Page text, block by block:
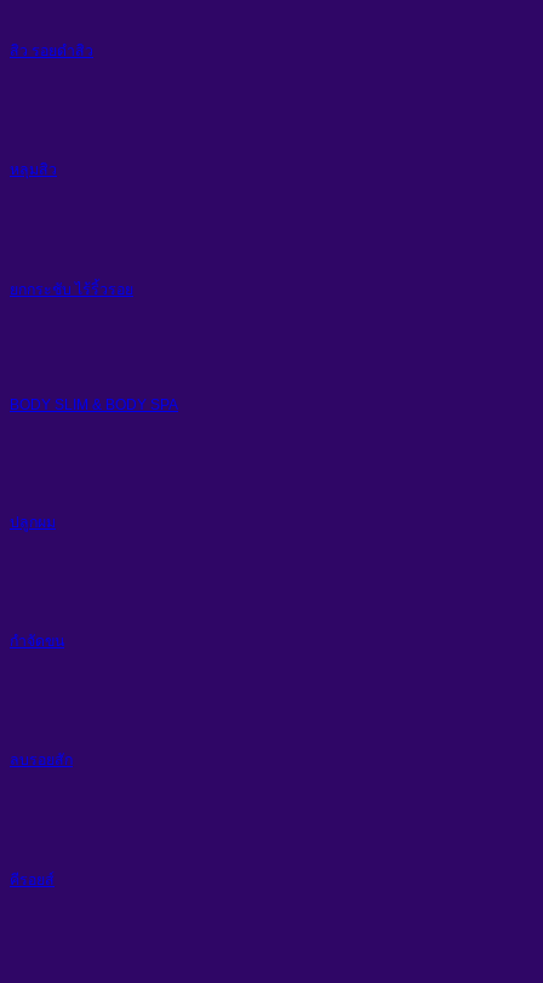
สิว รอยดำสิว
หลุมสิว
ยกกระชับ ไร้ริ้วรอย
BODY SLIM & BODY SPA
ปลูกผม
กำจัดขน
ลบรอยสัก
คีรอยส์